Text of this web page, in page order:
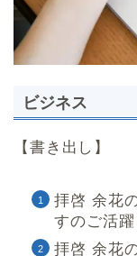
ビジネス
【書き出し】
拝啓 余花
すのご活
拝啓 余花